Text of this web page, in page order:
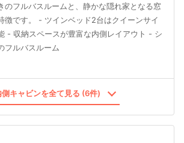
のフルバスルームと、静かな隠れ家となる窓
徴です。 - ツインベッド2台はクイーンサイ
- 収納スペースが豊富な内側レイアウト - シ
フルバスルーム
側キャビンを全て見る (6件)